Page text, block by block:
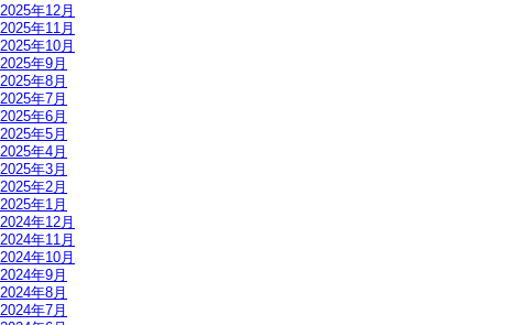
2025年12月
2025年11月
2025年10月
2025年9月
2025年8月
2025年7月
2025年6月
2025年5月
2025年4月
2025年3月
2025年2月
2025年1月
2024年12月
2024年11月
2024年10月
2024年9月
2024年8月
2024年7月